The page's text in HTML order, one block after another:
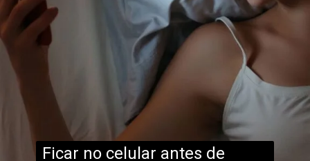
Ficar no celular antes de